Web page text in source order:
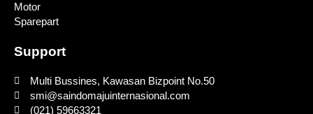
Motor
Sparepart
Support
Multi Bussines, Kawasan Bizpoint No.50
smi@saindomajuinternasional.com
(021) 59663321